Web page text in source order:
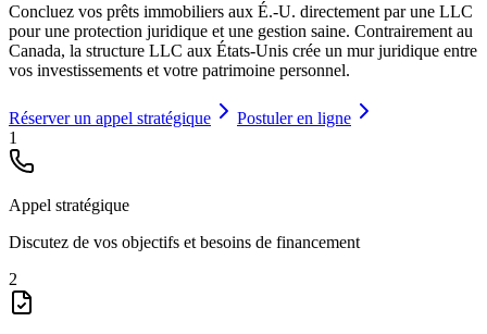
Concluez vos prêts immobiliers aux É.-U. directement par une LLC
pour une protection juridique et une gestion saine. Contrairement au
Canada, la structure LLC aux États-Unis crée un mur juridique entre
vos investissements et votre patrimoine personnel.
Réserver un appel stratégique
Postuler en ligne
1
Appel stratégique
Discutez de vos objectifs et besoins de financement
2